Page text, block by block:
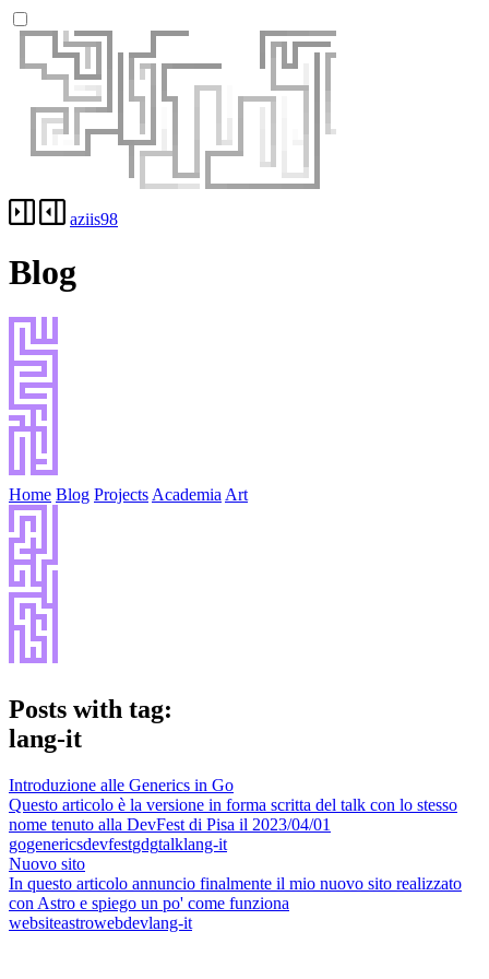
aziis98
Blog
Home Blog Projects Academia Art
Posts with tag:
lang-it
Introduzione alle Generics in Go
Questo articolo è la versione in forma scritta del talk con lo stesso
nome tenuto alla DevFest di Pisa il 2023/04/01
gogenericsdevfestgdgtalklang-it
Nuovo sito
In questo articolo annuncio finalmente il mio nuovo sito realizzato
con Astro e spiego un po' come funziona
websiteastrowebdevlang-it